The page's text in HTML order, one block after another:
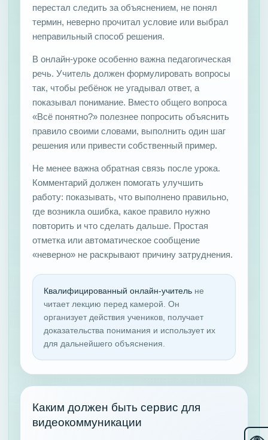
перестал следить за объяснением, не понял
термин, неверно прочитал условие или выбрал
неправильный способ решения.
В онлайн-уроке особенно важна педагогическая
речь. Учитель должен формулировать вопросы
так, чтобы ребёнок не угадывал ответ, а
показывал понимание. Вместо общего вопроса
«Всё понятно?» полезнее попросить объяснить
правило своими словами, выполнить один шаг
решения или привести собственный пример.
Не менее важна обратная связь после урока.
Комментарий должен помогать улучшить
работу: показывать, что выполнено правильно,
где возникла ошибка, какое правило нужно
повторить и что сделать дальше. Простая
отметка или автоматическое сообщение
«неверно» не раскрывают причину затруднения.
Квалифицированный онлайн-учитель не
читает лекцию перед камерой. Он
организует действия учеников, получает
доказательства понимания и использует их
для дальнейшего объяснения.
Каким должен быть сервис для
видеокоммуникации